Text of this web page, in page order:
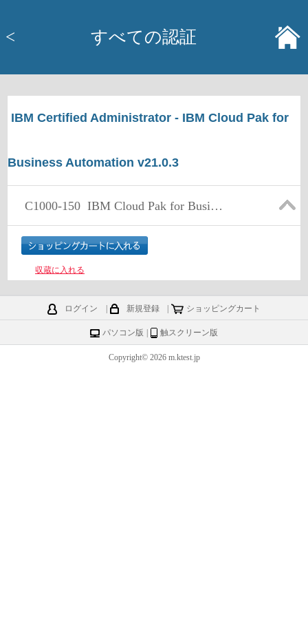
< すべての認証
IBM Certified Administrator - IBM Cloud Pak for
Business Automation v21.0.3
C1000-150 IBM Cloud Pak for Business Automation v21.0.3 Administration
収蔵に入れる
ログイン 新規登録 ショッピングカート
パソコン版 触スクリーン版
Copyright© 2026 m.ktest.jp